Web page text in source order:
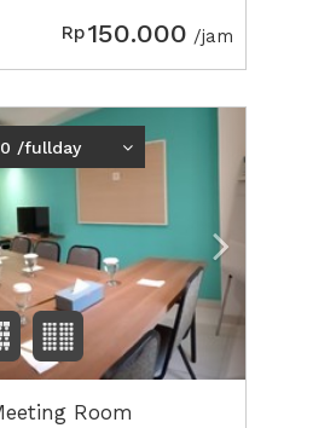
Rp150.000 /jam
/fullday
Room